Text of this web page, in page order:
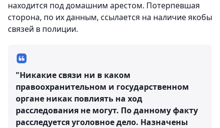
находится под домашним арестом. Потерпевшая
сторона, по их данным, ссылается на наличие якобы
связей в полиции.
"Никакие связи ни в каком
правоохранительном и государственном
органе никак повлиять на ход
расследования не могут. По данному факту
расследуется уголовное дело. Назначены